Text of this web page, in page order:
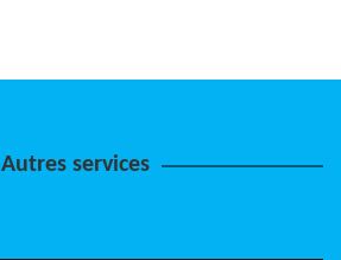
Autres services